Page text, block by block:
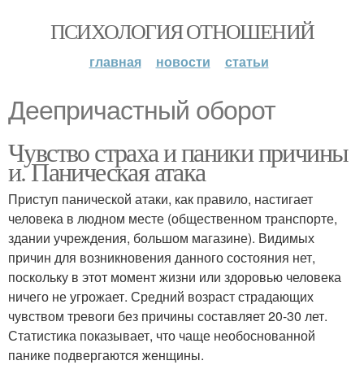
ПСИХОЛОГИЯ ОТНОШЕНИЙ
главная новости статьи
Деепричастный оборот
Чувство страха и паники причины
и. Паническая атака
Приступ панической атаки, как правило, настигает
человека в людном месте (общественном транспорте,
здании учреждения, большом магазине). Видимых
причин для возникновения данного состояния нет,
поскольку в этот момент жизни или здоровью человека
ничего не угрожает. Средний возраст страдающих
чувством тревоги без причины составляет 20-30 лет.
Статистика показывает, что чаще необоснованной
панике подвергаются женщины.